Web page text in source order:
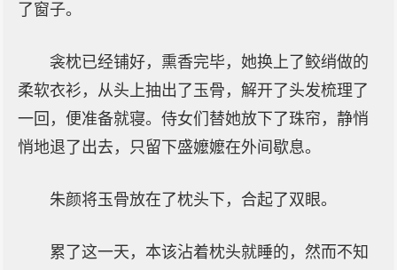
了窗子。
衾枕已经铺好，熏香完毕，她换上了鲛绡做的
柔软衣衫，从头上抽出了玉骨，解开了头发梳理了
一回，便准备就寝。侍女们替她放下了珠帘，静悄
悄地退了出去，只留下盛嬤嬤在外间歇息。
朱颜将玉骨放在了枕头下，合起了双眼。
累了这一天，本该沾着枕头就睡的，然而不知